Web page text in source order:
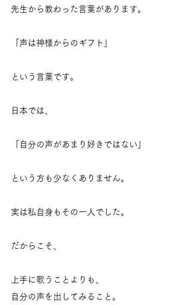
先生から教わった言葉があります。
「声は神様からのギフト」
という言葉です。
日本では、
「自分の声があまり好きではない」
という方も少なくありません。
実は私自身もその一人でした。
だからこそ、
上手に歌うことよりも、
自分の声を出してみること。